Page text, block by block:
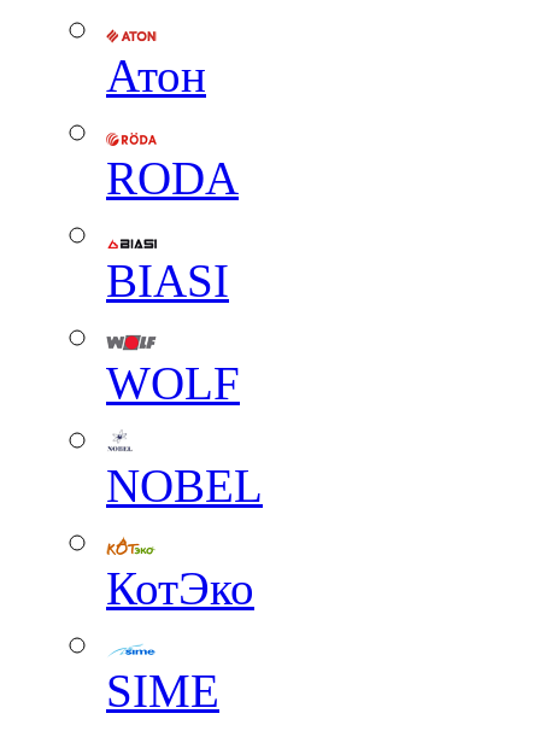
Атон
RODA
BIASI
WOLF
NOBEL
КотЭко
SIME